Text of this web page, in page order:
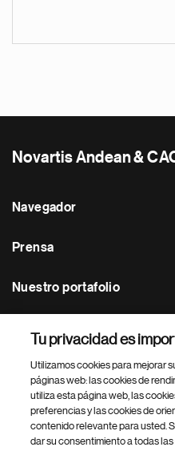
Novartis Andean &
Navegador
Prensa
Nuestro portafolio
Footer Site Search
Tu privacidad es
Utilizamos cookies para mejorar
páginas web: las cookies de
utiliza esta página web, las
preferencias y las cookies de
contenido relevante para usted.
dar su consentimiento a todas